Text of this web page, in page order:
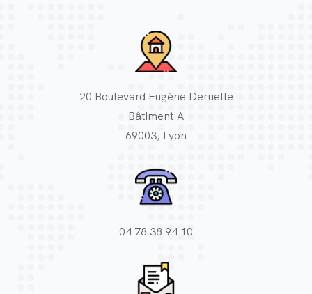
20 Boulevard Eugène Deruelle
Bâtiment A
69003, Lyon
04 78 38 94 10